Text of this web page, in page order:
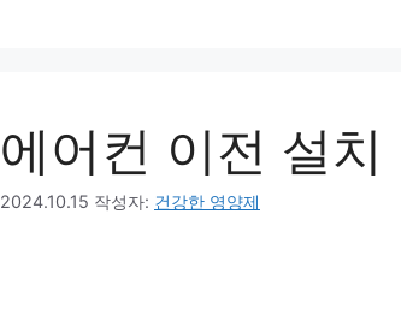
에어컨 이전 설치
2024.10.15 작성자: 건강한 영양제